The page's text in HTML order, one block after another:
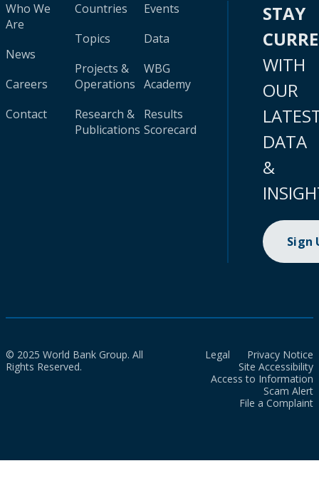
Who We
Are
News
Careers
Contact
Countries
Topics
Projects &
Operations
Research &
Publications
Events
Data
WBG
Academy
Results
Scorecard
STAY
WITH
OUR
DATA
&
Sign
© 2025 World Bank Group. All
Rights Reserved.
Legal
Privacy Notice
Site Accessibility
Access to Information
Scam Alert
File a Complaint